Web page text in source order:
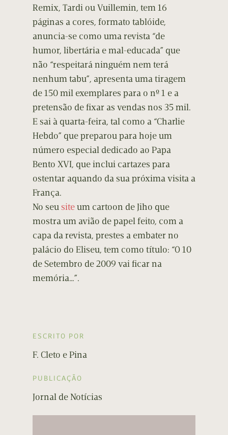
Remix, Tardi ou Vuillemin, tem 16
páginas a cores, formato tablóide,
anuncia-se como uma revista “de
humor, libertária e mal-educada” que
não “respeitará ninguém nem terá
nenhum tabu”, apresenta uma tiragem
de 150 mil exemplares para o nº 1 e a
pretensão de fixar as vendas nos 35 mil.
E sai à quarta-feira, tal como a “Charlie
Hebdo” que preparou para hoje um
número especial dedicado ao Papa
Bento XVI, que inclui cartazes para
ostentar aquando da sua próxima visita a
França.
No seusiteum cartoon de Jiho que
mostra um avião de papel feito, com a
capa da revista, prestes a embater no
palácio do Eliseu, tem como título: “O 10
de Setembro de 2009 vai ficar na
memória…”.
ESCRITO POR
F. Cleto e Pina
PUBLICAÇÃO
Jornal de Notícias